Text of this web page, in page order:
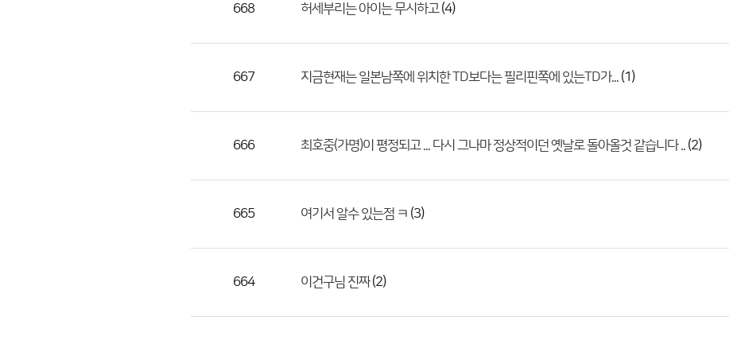
다.
668 허세부리는 아이는 무시하고(4)
667 지금현재는 일본남쪽에 위치한 TD보다는 필리핀쪽에 있는TD가... (1)
666 최호중(가명)이 평정되고 ... 다시 그나마 정상적이던 옛날로 돌아올것 같습니다 .. (2)
665 여기서 알수 있는점 ㅋ (3)
664 이건구님 진짜(2)